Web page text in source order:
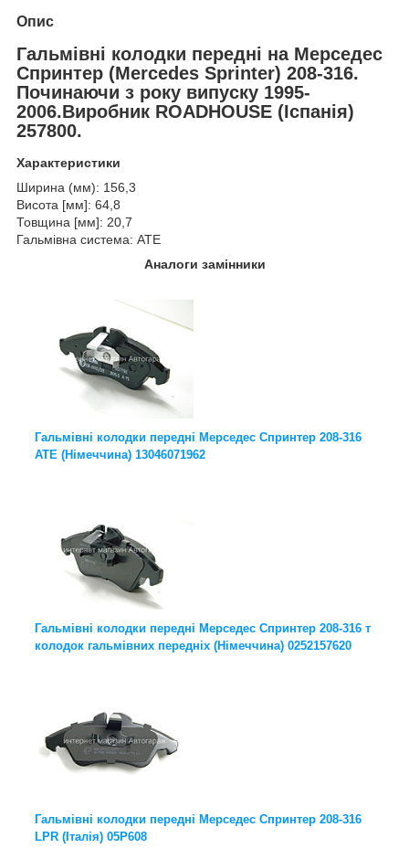
Опис
Гальмівні колодки передні на Мерседес
Спринтер (Mercedes Sprinter) 208-316.
Починаючи з року випуску 1995-
2006.Виробник ROADHOUSE (Іспанія)
257800.
Характеристики
Ширина (мм): 156,3
Висота [мм]: 64,8
Товщина [мм]: 20,7
Гальмівна система: ATE
Аналоги замінники
Гальмівні колодки передні Мерседес Спринтер 208-316
ATE (Німеччина) 13046071962
Гальмівні колодки передні Мерседес Спринтер 208-316 т
колодок гальмівних передніх (Німеччина) 0252157620
Гальмівні колодки передні Мерседес Спринтер 208-316
LPR (Італія) 05P608